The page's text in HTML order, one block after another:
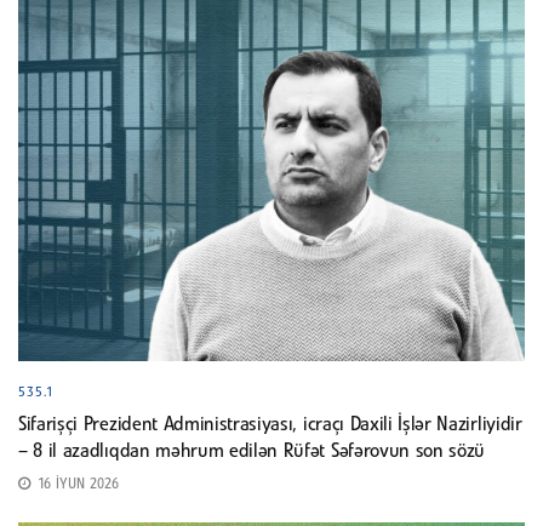
535.1
Sifarişçi Prezident Administrasiyası, icraçı Daxili İşlər Nazirliyidir
– 8 il azadlıqdan məhrum edilən Rüfət Səfərovun son sözü
16 İYUN 2026